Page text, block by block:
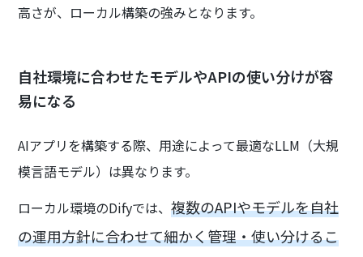
高さが、ローカル構築の強みとなります。
自社環境に合わせたモデルやAPIの使い分けが容
易になる
AIアプリを構築する際、用途によって最適なLLM（大規
模言語モデル）は異なります。
ローカル環境のDifyでは、複数のAPIやモデルを自社
の運用方針に合わせて細かく管理・使い分けるこ